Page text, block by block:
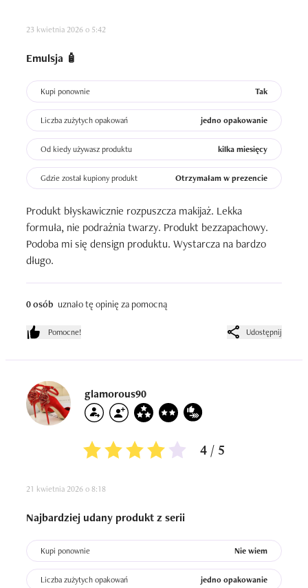
23 kwietnia 2026 o 5:42
Emulsja 🧴
Kupi ponownie Tak
Liczba zużytych opakowań jedno opakowanie
Od kiedy używasz produktu kilka miesięcy
Gdzie został kupiony produkt Otrzymałam w prezencie
Produkt błyskawicznie rozpuszcza makijaż. Lekka
formuła, nie podrażnia twarzy. Produkt bezzapachowy.
Podoba mi się densign produktu. Wystarcza na bardzo
długo.
0 osób uznało tę opinię za pomocną
Pomocne! Udostępnij
glamorous90
4 / 5
21 kwietnia 2026 o 8:18
Najbardziej udany produkt z serii
Kupi ponownie Nie wiem
Liczba zużytych opakowań jedno opakowanie